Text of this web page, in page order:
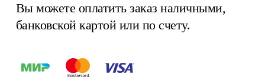
Вы можете оплатить заказ наличными,
банковской картой или по счету.